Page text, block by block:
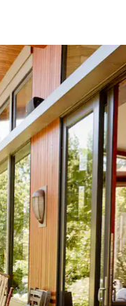
do teclado ou tocando